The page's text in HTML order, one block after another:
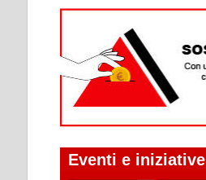
Eventi e iniziative